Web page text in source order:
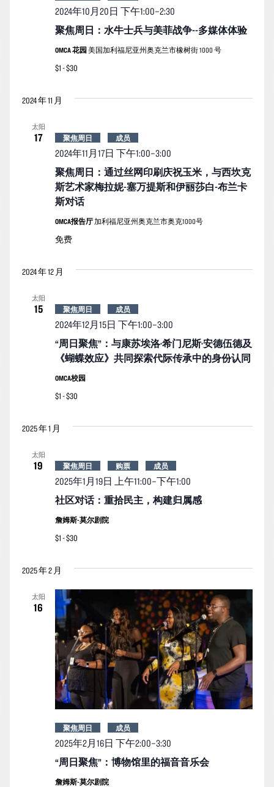
聚焦周日：水牛士兵与美菲战争--多媒体体验
2024年10月20日 下午1:00–2:30
OMCA 花园 美国加利福尼亚州奥克兰市橡树街 1000 号
$1 - $30
2024 年 11 月
太阳
17
聚焦周日：通过丝网印刷庆祝玉米，与西坎克
斯艺术家梅拉妮-塞万提斯和伊丽莎白-布兰卡
斯对话
2024年11月17日 下午1:00–3:00
聚焦周日 成员
OMCA报告厅加利福尼亚州奥克兰市奥克1000号
免费
2024 年 12 月
太阳
15
“周日聚焦”：与康苏埃洛·希门尼斯·安德伍德及
《蝴蝶效应》共同探索代际传承中的身份认同
2024年12月15日 下午1:00–3:00
聚焦周日 成员
OMCA校园
$1 - $30
2025 年 1 月
太阳
19
社区对话：重拾民主，构建归属感
2025年1月19日 上午11:00–下午1:00
聚焦周日 购票 成员
詹姆斯-莫尔剧院
$1 - $30
2025 年 2 月
太阳
16
“周日聚焦”：博物馆里的福音音乐会
2025年2月16日 下午2:00–3:30
聚焦周日 成员
詹姆斯-莫尔剧院